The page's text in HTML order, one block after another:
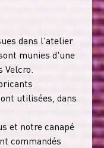
dans l'atelier
munies d'une
utilisées, dans
et notre canapé
commandés